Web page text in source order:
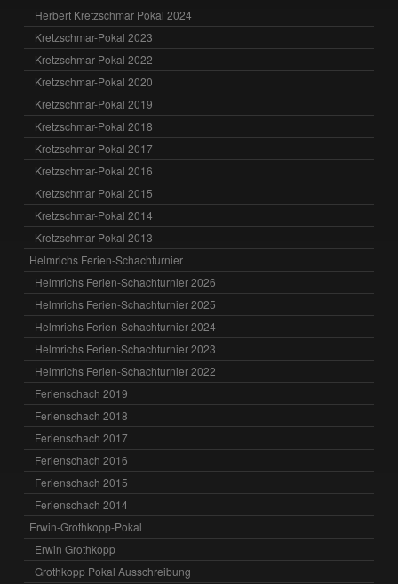
Herbert Kretzschmar Pokal 2024
Kretzschmar-Pokal 2023
Kretzschmar-Pokal 2022
Kretzschmar-Pokal 2020
Kretzschmar-Pokal 2019
Kretzschmar-Pokal 2018
Kretzschmar-Pokal 2017
Kretzschmar-Pokal 2016
Kretzschmar Pokal 2015
Kretzschmar-Pokal 2014
Kretzschmar-Pokal 2013
Helmrichs Ferien-Schachturnier
Helmrichs Ferien-Schachturnier 2026
Helmrichs Ferien-Schachturnier 2025
Helmrichs Ferien-Schachturnier 2024
Helmrichs Ferien-Schachturnier 2023
Helmrichs Ferien-Schachturnier 2022
Ferienschach 2019
Ferienschach 2018
Ferienschach 2017
Ferienschach 2016
Ferienschach 2015
Ferienschach 2014
Erwin-Grothkopp-Pokal
Erwin Grothkopp
Grothkopp Pokal Ausschreibung